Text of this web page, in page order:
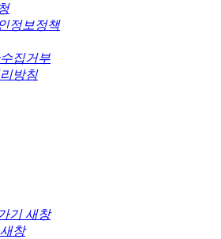
정보정책
집거부
방침
기 새창
창